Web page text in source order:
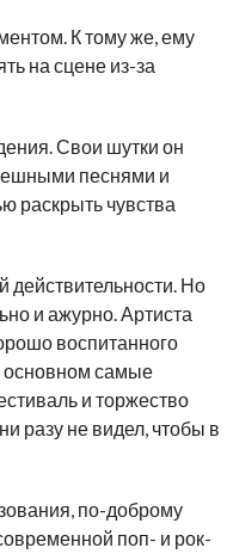
К тому же, ему
на сцене из-за
Свои шутки он
песнями и
раскрыть чувства
действительности. Но
и ажурно. Артиста
воспитанного
основном самые
и торжество
разу не видел, чтобы в
по-доброму
поп- и рок-